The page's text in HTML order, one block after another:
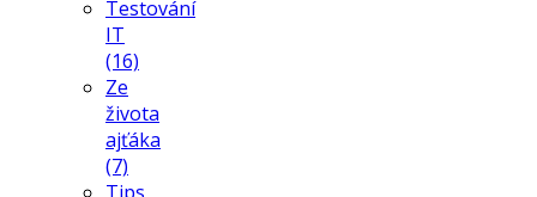
Testování
IT
(16)
Ze
života
ajťáka
(7)